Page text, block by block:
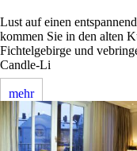
Lust auf einen
kommen Sie in den alten
Fichtelgebirge und
Candle-Li
mehr